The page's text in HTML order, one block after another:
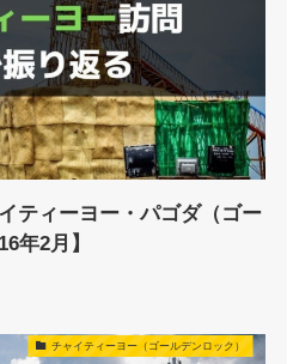
ティーヨー・パゴダ（ゴー
年2月】
チャイティーヨー（ゴールデンロック）